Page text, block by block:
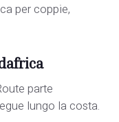
per coppie,
parte
lungo la costa.